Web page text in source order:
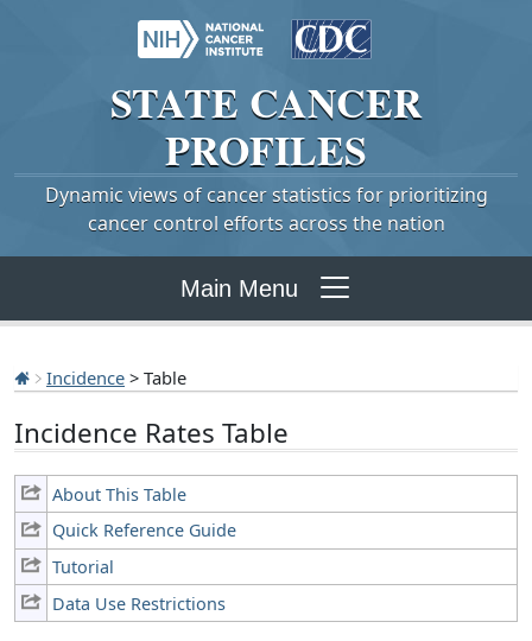
STATE CANCER
PROFILES
Dynamic views of cancer statistics for prioritizing
cancer control efforts across the nation
Main Menu
Incidence > Table
Incidence Rates Table
About This Table
Quick Reference Guide
Tutorial
Data Use Restrictions